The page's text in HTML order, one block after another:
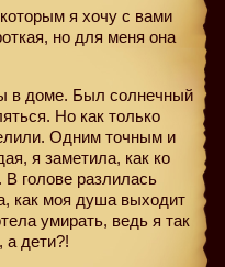
я хочу с вами
но для меня она
в доме. Был солнечный
Но как только
Одним точным и
я заметила, как ко
голове разлилась
как моя душа выходит
умирать, ведь я так
а дети?!